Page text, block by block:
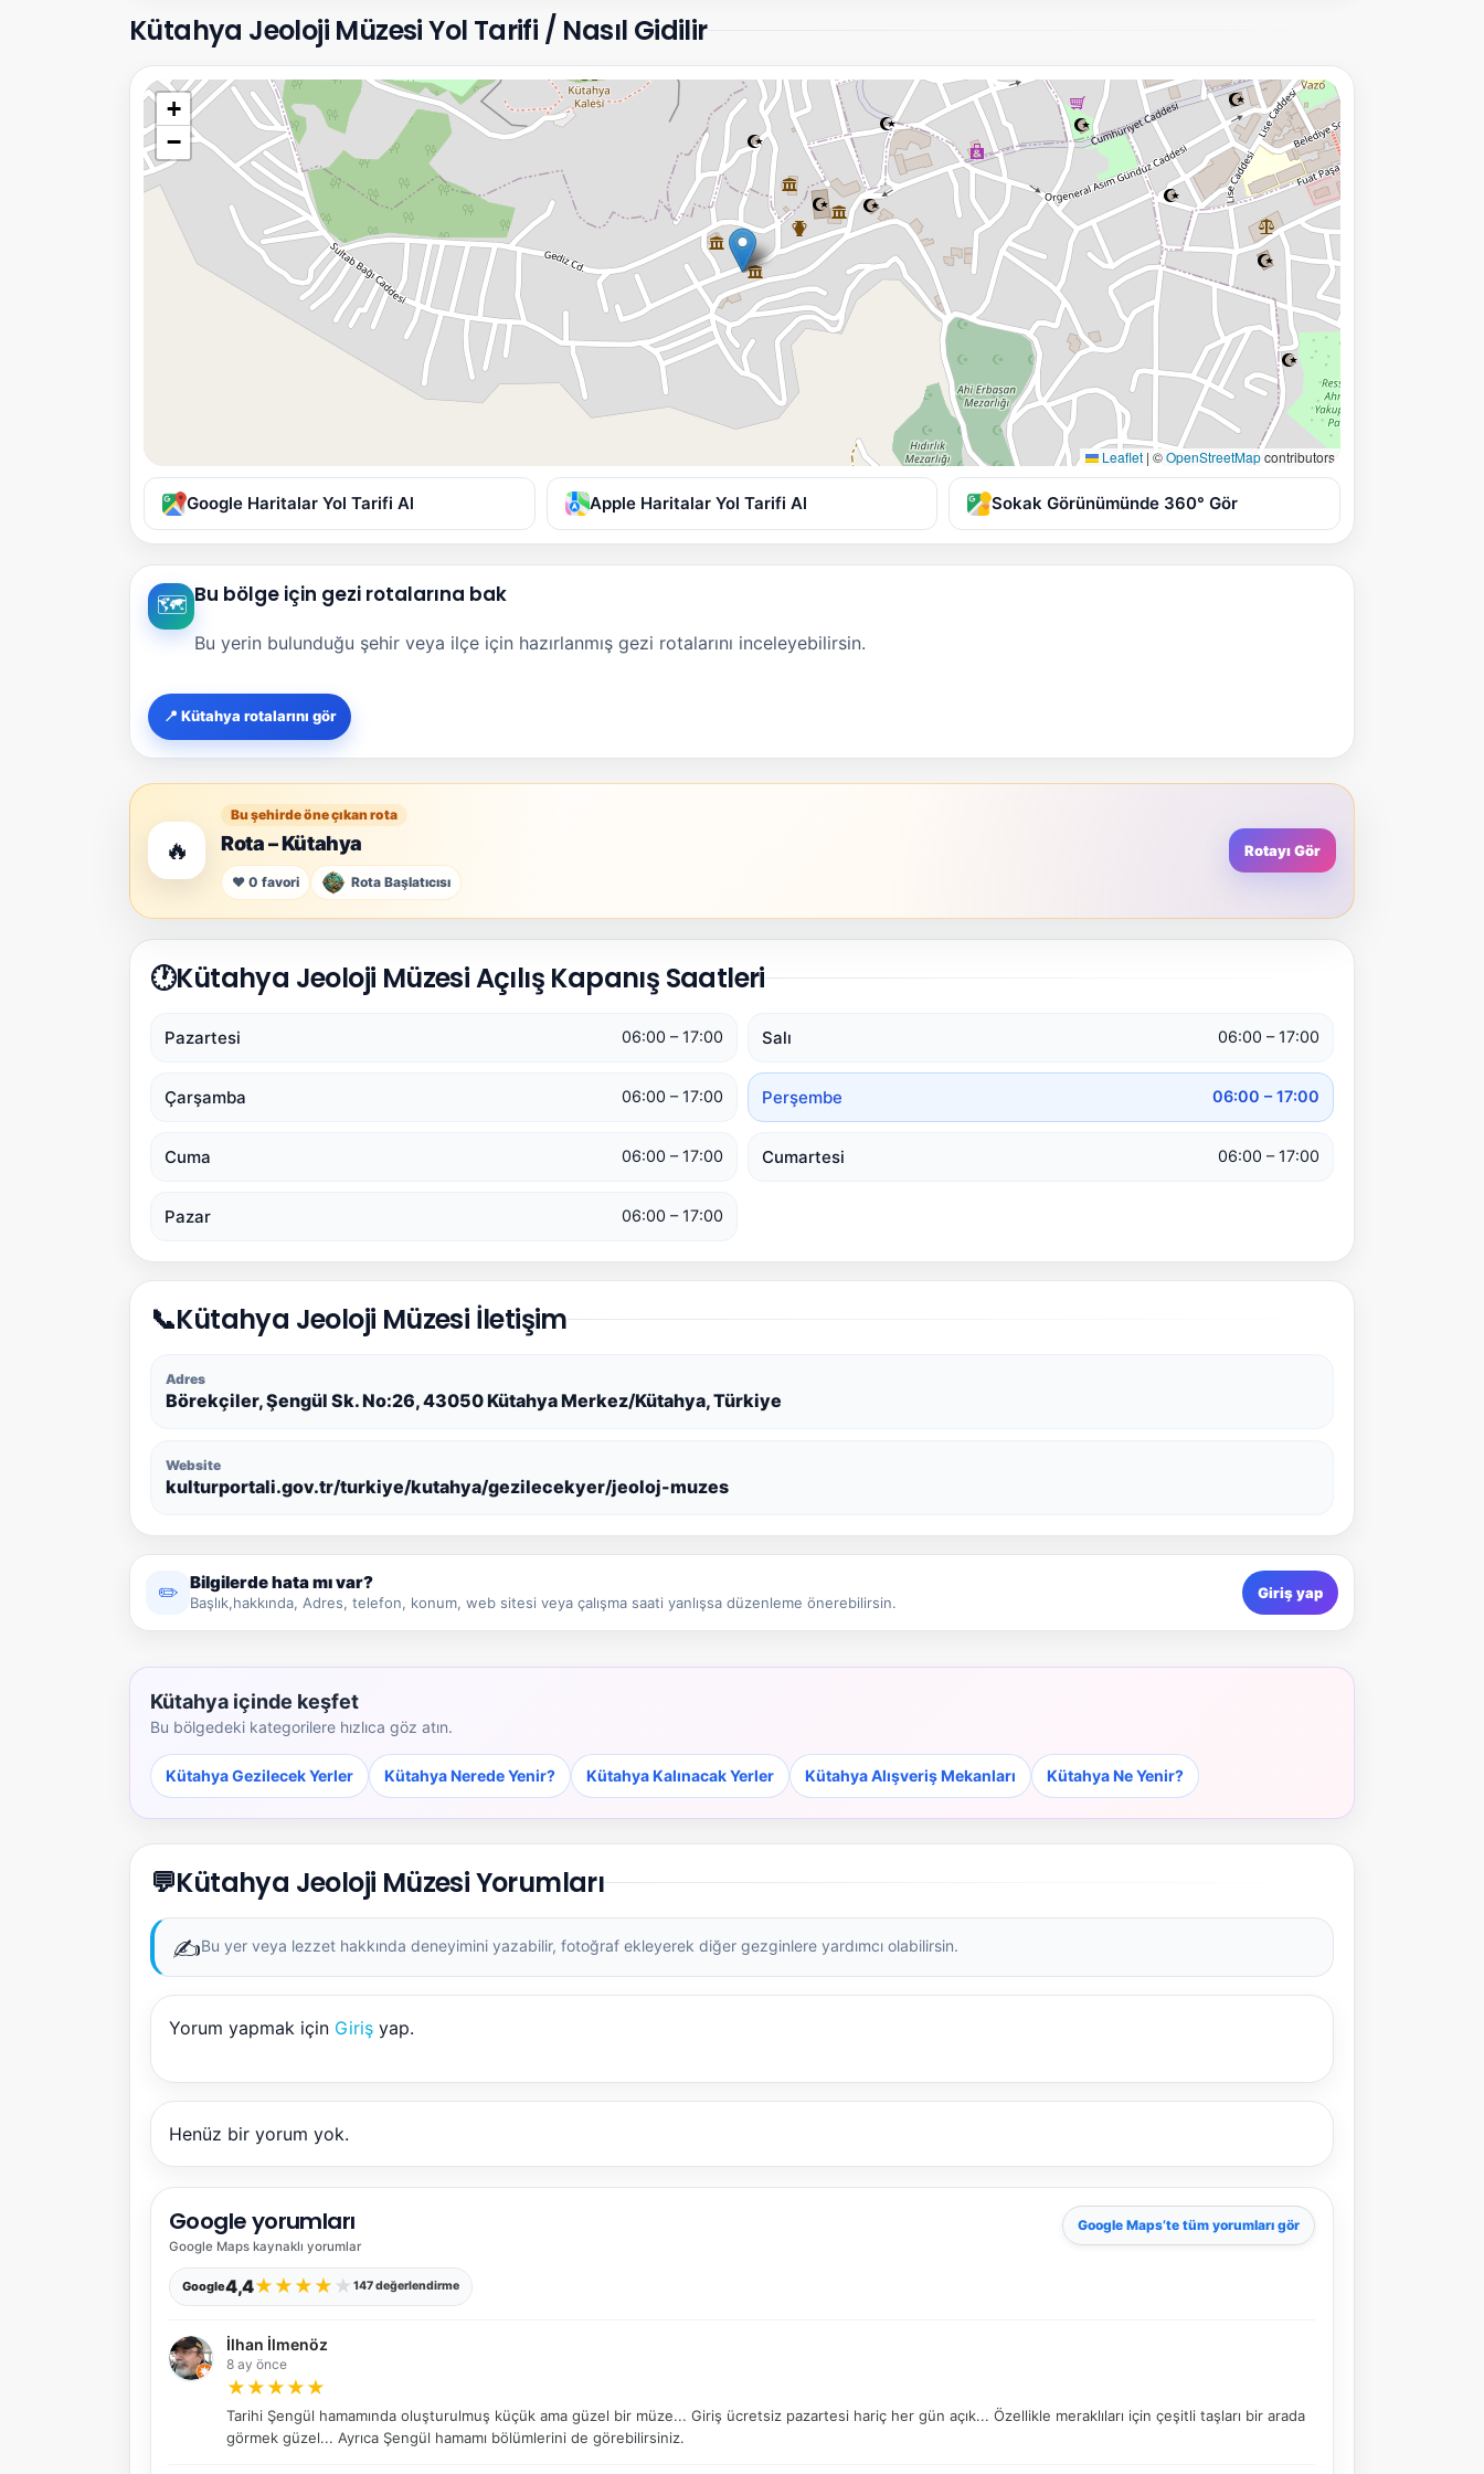
Kütahya Jeoloji Müzesi Yol Tarifi / Nasıl Gidilir
+
−
Leaflet | ©OpenStreetMapcontributors
Google Haritalar Yol Tarifi Al Apple Haritalar Yol Tarifi Al Sokak Görünümünde 360° Gör
🗺️ Bu bölge için gezi rotalarına bak
Bu yerin bulunduğu şehir veya ilçe için hazırlanmış gezi rotalarını inceleyebilirsin.
📍 Kütahya rotalarını gör
🔥
Bu şehirde öne çıkan rota
Rota – Kütahya
❤️ 0 favori Rota Başlatıcısı
Rotayı Gör
🕐Kütahya Jeoloji Müzesi Açılış Kapanış Saatleri
Pazartesi 06:00 – 17:00 Salı 06:00 – 17:00
Çarşamba 06:00 – 17:00 Perşembe 06:00 – 17:00
Cuma 06:00 – 17:00 Cumartesi 06:00 – 17:00
Pazar 06:00 – 17:00
📞Kütahya Jeoloji Müzesi İletişim
Adres
Börekçiler, Şengül Sk. No:26, 43050 Kütahya Merkez/Kütahya, Türkiye
Website
kulturportali.gov.tr/turkiye/kutahya/gezilecekyer/jeoloj-muzes
✏️ Bilgilerde hata mı var?
Başlık,hakkında, Adres, telefon, konum, web sitesi veya çalışma saati yanlışsa düzenleme önerebilirsin.
Giriş yap
Kütahya içinde keşfet
Bu bölgedeki kategorilere hızlıca göz atın.
Kütahya Gezilecek Yerler Kütahya Nerede Yenir? Kütahya Kalınacak Yerler Kütahya Alışveriş Mekanları Kütahya Ne Yenir?
💬Kütahya Jeoloji Müzesi Yorumları
✍️Bu yer veya lezzet hakkında deneyimini yazabilir, fotoğraf ekleyerek diğer gezginlere yardımcı olabilirsin.
Yorum yapmak için Giriş yap.
Henüz bir yorum yok.
Google yorumları
Google Maps kaynaklı yorumlar
Google Maps’te tüm yorumları gör
Google4,4★ ★ ★ ★ ★ 147 değerlendirme
İlhan İlmenöz
8 ay önce
★ ★ ★ ★ ★
Tarihi Şengül hamamında oluşturulmuş küçük ama güzel bir müze... Giriş ücretsiz pazartesi hariç her gün açık... Özellikle meraklıları için çeşitli taşları bir arada
görmek güzel... Ayrıca Şengül hamamı bölümlerini de görebilirsiniz.